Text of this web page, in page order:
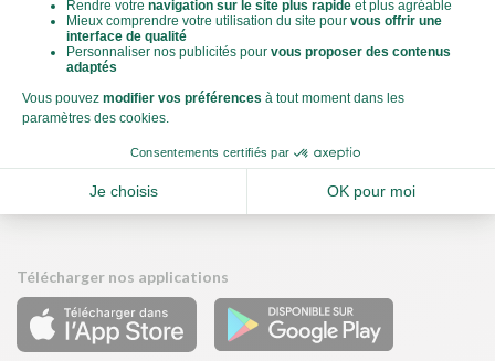
C'est un logo qui vous permet de visualiser l’empreinte
carbone de chaque plat et de faire des choix plus éclairés et
toujours aussi gourmands. Plus d'informations
Télécharger nos applications